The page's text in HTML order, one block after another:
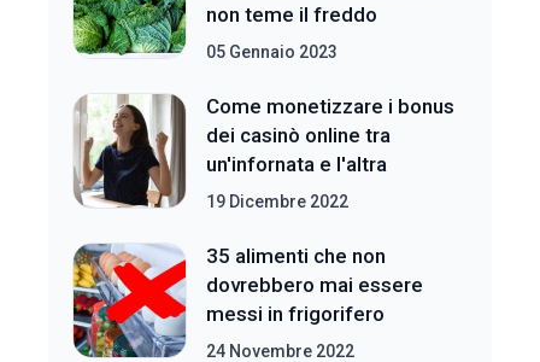
non teme il freddo
05 Gennaio 2023
Come monetizzare i bonus
dei casinò online tra
un'infornata e l'altra
19 Dicembre 2022
35 alimenti che non
dovrebbero mai essere
messi in frigorifero
24 Novembre 2022